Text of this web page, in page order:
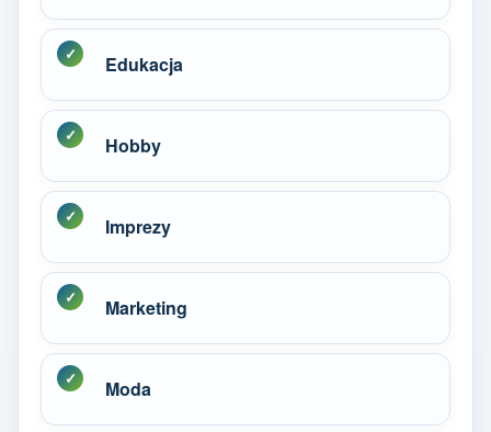
Edukacja
Hobby
Imprezy
Marketing
Moda